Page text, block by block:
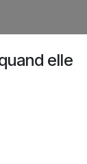
elle